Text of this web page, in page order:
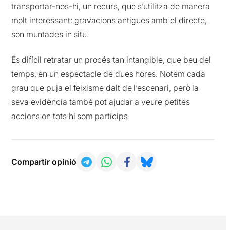
transportar-nos-hi, un recurs, que s’utilitza de manera
molt interessant: gravacions antigues amb el directe,
son muntades in situ.
És difícil retratar un procés tan intangible, que beu del
temps, en un espectacle de dues hores. Notem cada
grau que puja el feixisme dalt de l’escenari, però la
seva evidència també pot ajudar a veure petites
accions on tots hi som partícips.
Compartir opinió